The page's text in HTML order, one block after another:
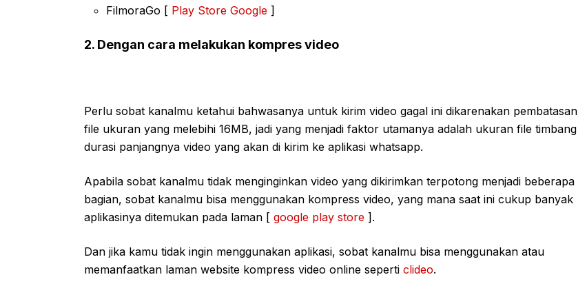
FilmoraGo [ Play Store Google ]
2. Dengan cara melakukan kompres video
Perlu sobat kanalmu ketahui bahwasanya untuk kirim video gagal ini dikarenakan pembatasan
file ukuran yang melebihi 16MB, jadi yang menjadi faktor utamanya adalah ukuran file timbang
durasi panjangnya video yang akan di kirim ke aplikasi whatsapp.
Apabila sobat kanalmu tidak menginginkan video yang dikirimkan terpotong menjadi beberapa
bagian, sobat kanalmu bisa menggunakan kompress video, yang mana saat ini cukup banyak
aplikasinya ditemukan pada laman [ google play store ].
Dan jika kamu tidak ingin menggunakan aplikasi, sobat kanalmu bisa menggunakan atau
memanfaatkan laman website kompress video online seperti clideo.